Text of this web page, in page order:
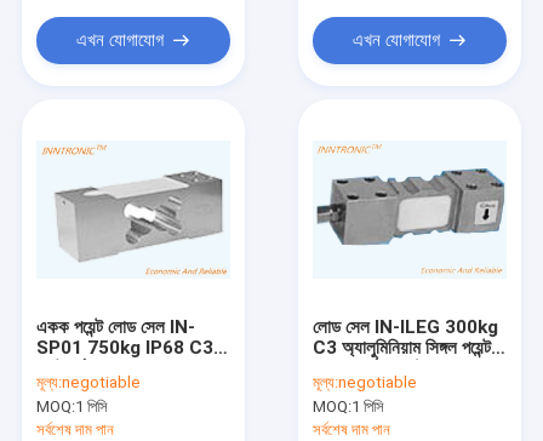
এখন যোগাযোগ এখন যোগাযোগ
একক পয়েন্ট লোড সেল IN-
SP01 750kg IP68 C3
অ্যালুমিনিয়াম ওজন শক্তি সেন্সর
2.0 ± 10%mV/V
মূল্য:negotiable
MOQ:1 পিসি
সর্বশেষ দাম পান
লোড সেল IN-ILEG 300kg
C3 অ্যালুমিনিয়াম সিঙ্গল পয়েন্ট
লোড সেল 2.0+0.2mV/V
মূল্য:negotiable
MOQ:1 পিসি
সর্বশেষ দাম পান